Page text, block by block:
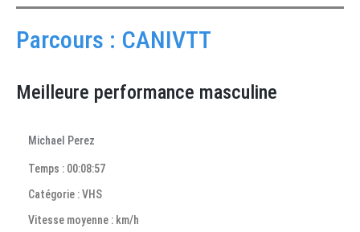
Parcours : CANIVTT
Meilleure performance masculine
Michael Perez
Temps : 00:08:57
Catégorie : VHS
Vitesse moyenne : km/h